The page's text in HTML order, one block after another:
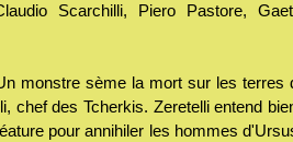
Scarchilli, Piero Pastore,
monstre sème la mort sur les terres
chef des Tcherkis. Zeretelli entend
pour annihiler les hommes